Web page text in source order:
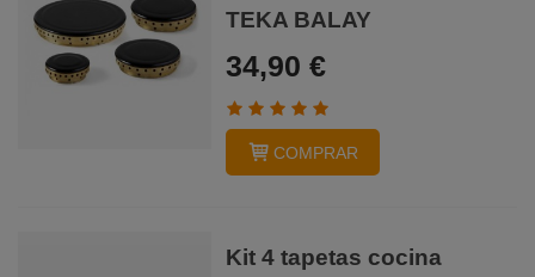
TEKA BALAY
34,90 €
COMPRAR
Kit 4 tapetas cocina